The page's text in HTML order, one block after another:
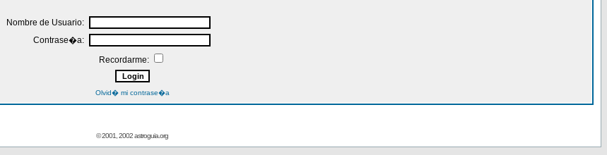
Nombre de Usuario:
Contrase�a:
Recordarme:
Olvid� mi contrase�a
© 2001, 2002 astroguia.org